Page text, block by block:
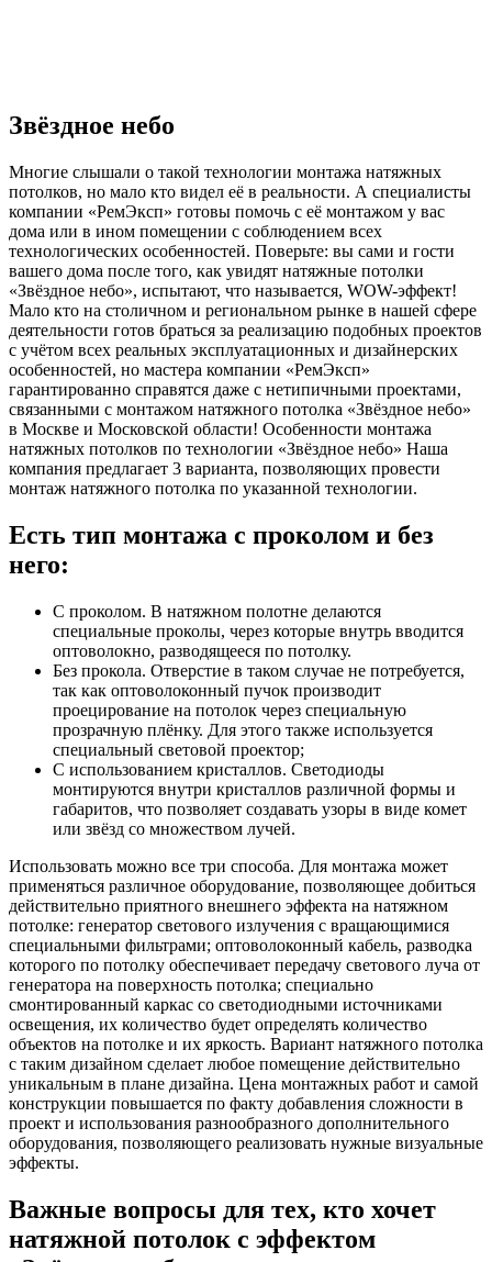
Звёздное небо
Многие слышали о такой технологии монтажа натяжных
потолков, но мало кто видел её в реальности. А специалисты
компании «РемЭксп» готовы помочь с её монтажом у вас
дома или в ином помещении с соблюдением всех
технологических особенностей. Поверьте: вы сами и гости
вашего дома после того, как увидят натяжные потолки
«Звёздное небо», испытают, что называется, WOW-эффект!
Мало кто на столичном и региональном рынке в нашей сфере
деятельности готов браться за реализацию подобных проектов
с учётом всех реальных эксплуатационных и дизайнерских
особенностей, но мастера компании «РемЭксп»
гарантированно справятся даже с нетипичными проектами,
связанными с монтажом натяжного потолка «Звёздное небо»
в Москве и Московской области! Особенности монтажа
натяжных потолков по технологии «Звёздное небо» Наша
компания предлагает 3 варианта, позволяющих провести
монтаж натяжного потолка по указанной технологии.
Есть тип монтажа с проколом и без
него:
С проколом. В натяжном полотне делаются
специальные проколы, через которые внутрь вводится
оптоволокно, разводящееся по потолку.
Без прокола. Отверстие в таком случае не потребуется,
так как оптоволоконный пучок производит
проецирование на потолок через специальную
прозрачную плёнку. Для этого также используется
специальный световой проектор;
С использованием кристаллов. Светодиоды
монтируются внутри кристаллов различной формы и
габаритов, что позволяет создавать узоры в виде комет
или звёзд со множеством лучей.
Использовать можно все три способа. Для монтажа может
применяться различное оборудование, позволяющее добиться
действительно приятного внешнего эффекта на натяжном
потолке: генератор светового излучения с вращающимися
специальными фильтрами; оптоволоконный кабель, разводка
которого по потолку обеспечивает передачу светового луча от
генератора на поверхность потолка; специально
смонтированный каркас со светодиодными источниками
освещения, их количество будет определять количество
объектов на потолке и их яркость. Вариант натяжного потолка
с таким дизайном сделает любое помещение действительно
уникальным в плане дизайна. Цена монтажных работ и самой
конструкции повышается по факту добавления сложности в
проект и использования разнообразного дополнительного
оборудования, позволяющего реализовать нужные визуальные
эффекты.
Важные вопросы для тех, кто хочет
натяжной потолок с эффектом